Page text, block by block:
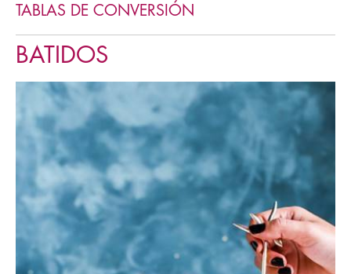
TABLAS DE CONVERSIÓN
BATIDOS